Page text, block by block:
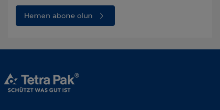
Hemen abone olun